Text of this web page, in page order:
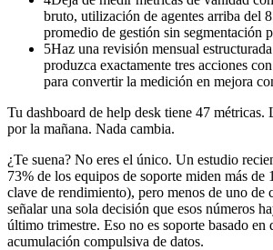
bruto, utilización de agentes arriba del
promedio de gestión sin segmentación
5Haz una revisión mensual
produzca exactamente tres acciones
para convertir la medición en mejora
Tu dashboard de help desk tiene 47 métricas.
por la mañana. Nada cambia.
¿Te suena? No eres el único. Un estudio
73% de los equipos de soporte miden más
clave de rendimiento), pero menos de uno de
señalar una sola decisión que esos números
último trimestre. Eso no es soporte basado en
acumulación compulsiva de datos.